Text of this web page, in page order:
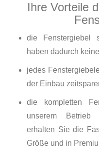
Ihre Vorteile
die Fenstergiebel
haben dadurch
jedes
der Einbau
die kompletten
unserem Betrieb
erhalten Sie die
Größe und in